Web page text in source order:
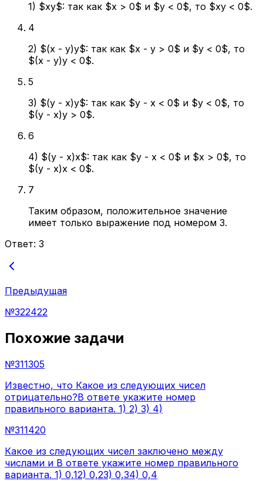
1) $xy$: так как $x > 0$ и $y < 0$, то $xy < 0$.
4
2) $(x - y)y$: так как $x - y > 0$ и $y < 0$, то
$(x - y)y < 0$.
5
3) $(y - x)y$: так как $y - x < 0$ и $y < 0$, то
$(y - x)y > 0$.
6
4) $(y - x)x$: так как $y - x < 0$ и $x > 0$, то
$(y - x)x < 0$.
7
Таким образом, положительное значение
имеет только выражение под номером 3.
Ответ: 3
Предыдущая
№322422
Похожие задачи
№311305
Известно, что Какое из следующих чисел
отрицательно?В ответе укажите номер
правильного варианта. 1) 2) 3) 4)
№311420
Какое из следующих чисел заключено между
числами и В ответе укажите номер правильного
варианта. 1) 0,12) 0,23) 0,34) 0,4